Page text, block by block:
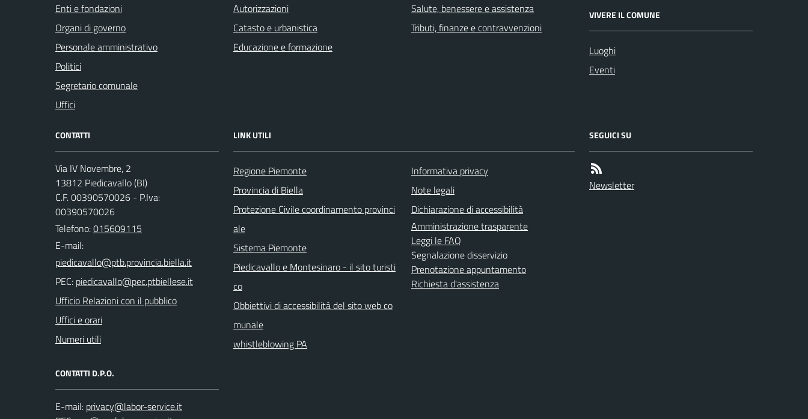
Enti e fondazioni
Organi di governo
Personale amministrativo
Politici
Segretario comunale
Uffici
Autorizzazioni
Catasto e urbanistica
Educazione e formazione
Salute, benessere e assistenza
Tributi, finanze e contravvenzioni
VIVERE IL COMUNE
Luoghi
Eventi
CONTATTI
Via IV Novembre, 2
13812 Piedicavallo (BI)
C.F. 00390570026 - P.Iva:
00390570026
Telefono:015609115
E-mail:
PEC:
Ufficio Relazioni con il pubblico
Uffici e orari
Numeri utili
CONTATTI D.P.O.
E-mail:
LINK UTILI
Regione Piemonte
Provincia di Biella
Protezione Civile coordinamento provinci
ale
Sistema Piemonte
Piedicavallo e Montesinaro - il sito turisti
co
Obbiettivi di accessibilità del sito web co
munale
whistleblowing PA
Informativa privacy
Note legali
Dichiarazione di accessibilità
Amministrazione trasparente
Leggi le FAQ
Segnalazione disservizio
Prenotazione appuntamento
Richiesta d'assistenza
SEGUICI SU
Newsletter